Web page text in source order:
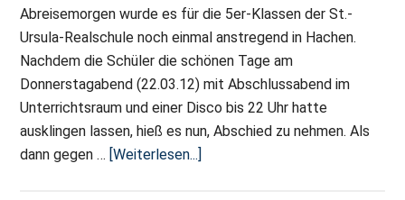
Abreisemorgen wurde es für die 5er-Klassen der St.-
Ursula-Realschule noch einmal anstregend in Hachen.
Nachdem die Schüler die schönen Tage am
Donnerstagabend (22.03.12) mit Abschlussabend im
Unterrichtsraum und einer Disco bis 22 Uhr hatte
ausklingen lassen, hieß es nun, Abschied zu nehmen. Als
dann gegen … [Weiterlesen...]